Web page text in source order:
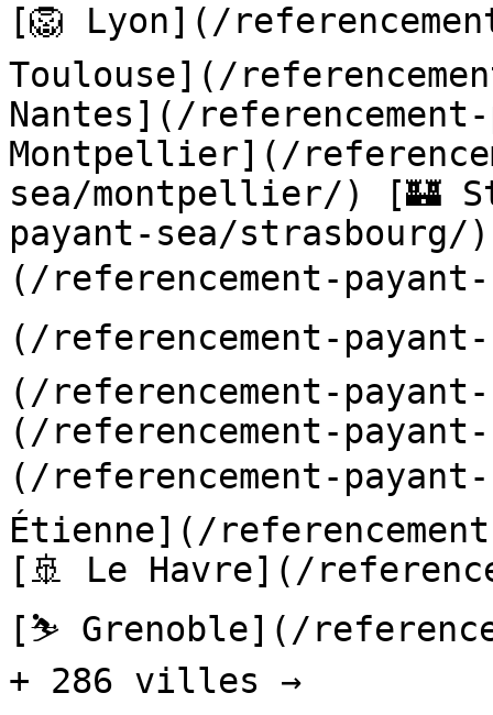
[🦁 Lyon](/
Toulouse](/
Nantes](/
Montpellier](/
sea/montpellier/) [🏰
payant-sea/strasbourg/
(/referencement-
(/referencement-
(/referencement-
(/referencement-
(/referencement-
Étienne](/
[🚢 Le Havre](/
[⛷️ Grenoble](/
+ 286 villes →